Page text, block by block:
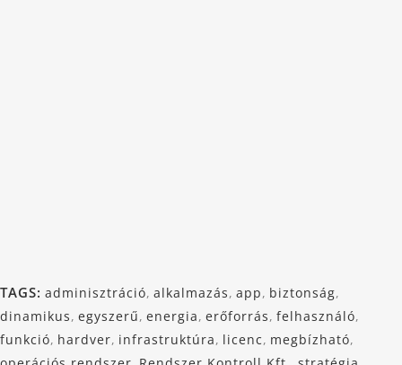
TAGS: adminisztráció, alkalmazás, app, biztonság,
dinamikus, egyszerű, energia, erőforrás, felhasználó,
funkció, hardver, infrastruktúra, licenc, megbízható,